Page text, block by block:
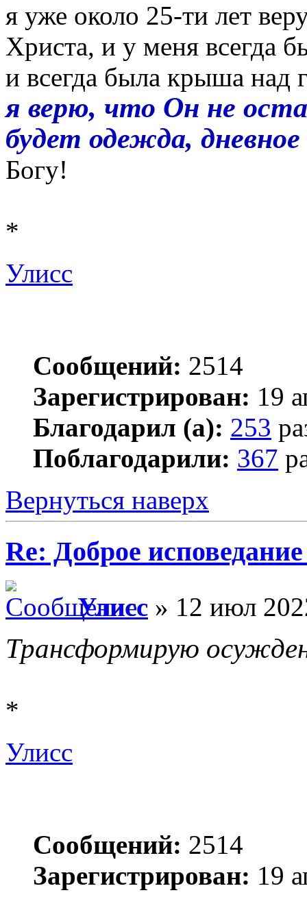
я уже около 25-ти лет
Христа, и у меня всегда
и всегда была крыша над
я верю, что Он не
будет одежда,
Богу!
*
Улисс
Сообщений: 2514
Зарегистрирован: 19
Благодарил (а): 253
Поблагодарили: 367
Вернуться наверх
Re: Доброе
Улисс » 12 июл
Трансформирую
*
Улисс
Сообщений: 2514
Зарегистрирован: 19